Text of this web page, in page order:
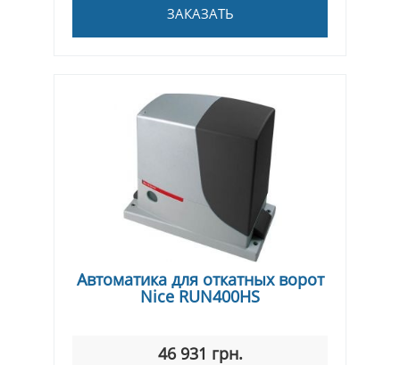
ЗАКАЗАТЬ
Автоматика для откатных ворот
Nice RUN400HS
46 931 грн.